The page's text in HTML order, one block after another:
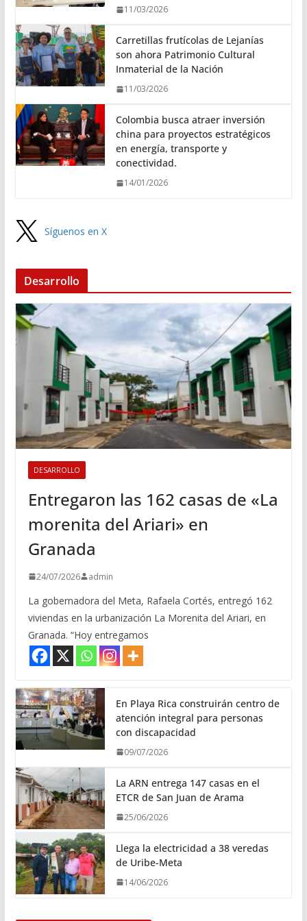
11/03/2026
Carretillas frutícolas de Lejanías
son ahora Patrimonio Cultural
Inmaterial de la Nación
11/03/2026
Colombia busca atraer inversión
china para proyectos estratégicos
en energía, transporte y
conectividad.
14/01/2026
Síguenos en X
Desarrollo
DESARROLLO
Entregaron las 162 casas de «La
morenita del Ariari» en
Granada
24/07/2026 admin
La gobernadora del Meta, Rafaela Cortés, entregó 162
viviendas en la urbanización La Morenita del Ariari, en
Granada. “Hoy entregamos
En Playa Rica construirán centro de
atención integral para personas
con discapacidad
09/07/2026
La ARN entrega 147 casas en el
ETCR de San Juan de Arama
25/06/2026
Llega la electricidad a 38 veredas
de Uribe-Meta
14/06/2026